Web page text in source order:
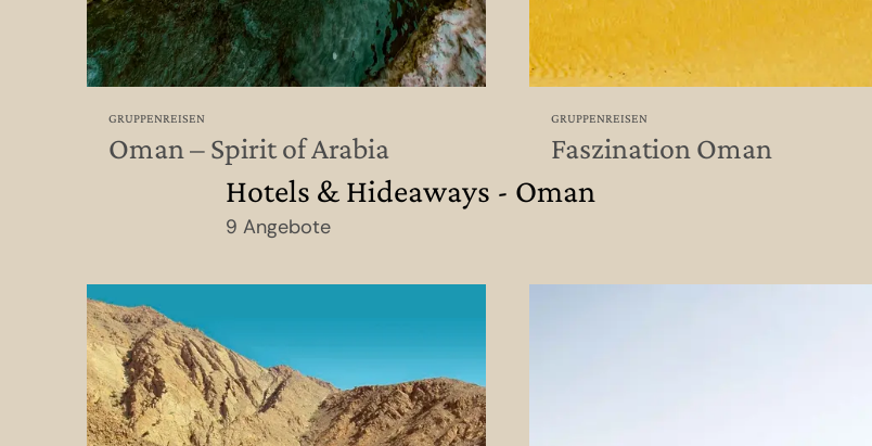
GRUPPENREISEN
Oman – Spirit of Arabia
GRUPPENREISEN
Faszination Oman
Hotels & Hideaways - Oman
9 Angebote